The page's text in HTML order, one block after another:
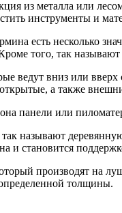
из металла или
инструменты и
есть несколько
того, так
ведут вниз или
а также
панели или
называют
и становится
производят на
толщины.